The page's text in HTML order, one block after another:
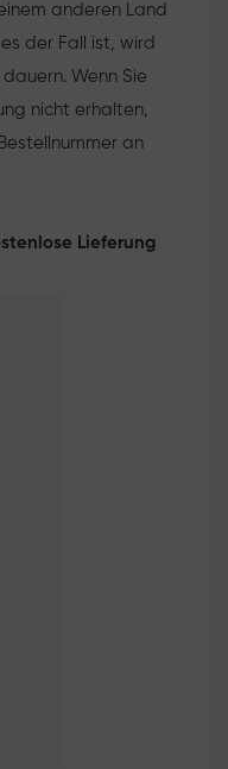
anderen Land
der Fall ist, wird
Wenn Sie
nicht erhalten,
an
Lieferung